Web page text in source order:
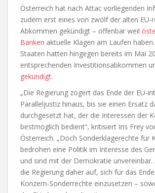
Österreich hat nach Attac vorliegenden
zudem erst eines von zwölf der alten EU-
Abkommen gekündigt – offenbar weil
Banken aktuelle Klagen am Laufen
Staaten hatten hingegen bereits im Mai
entsprechenden Investitionsabkommen
gekündigt.
„Die Regierung zögert das Ende der EU-
Paralleljustiz hinaus, bis sie einen Ersatz
durchgesetzt hat, der die Interessen der
bestmöglich bedient“, kritisiert Iris Frey
Österreich. „Doch Sonderklagerechte für
bedrohen eine Politik im Interesse des
und sind mit der Demokratie
die Regierung daher auf, sich für das
Konzern-Sonderrechte einzusetzen –